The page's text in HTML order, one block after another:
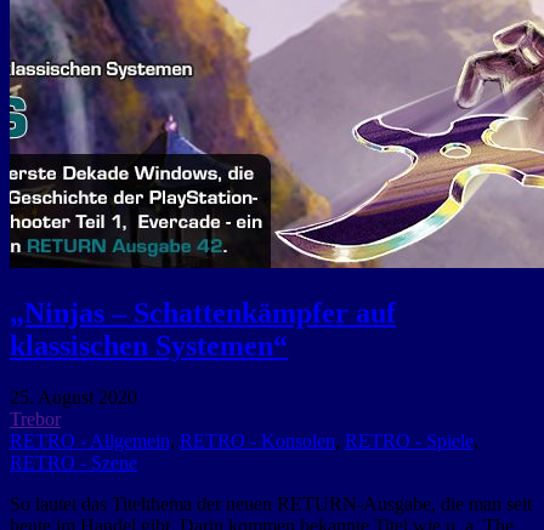
„Ninjas – Schattenkämpfer auf
klassischen Systemen“
25. August 2020
Trebor
RETRO - Allgemein, RETRO - Konsolen, RETRO - Spiele,
RETRO - Szene
So lautet das Titelthema der neuen RETURN-Ausgabe, die man seit
heute im Handel gibt. Darin kommen bekannte Titel wie u. a. The